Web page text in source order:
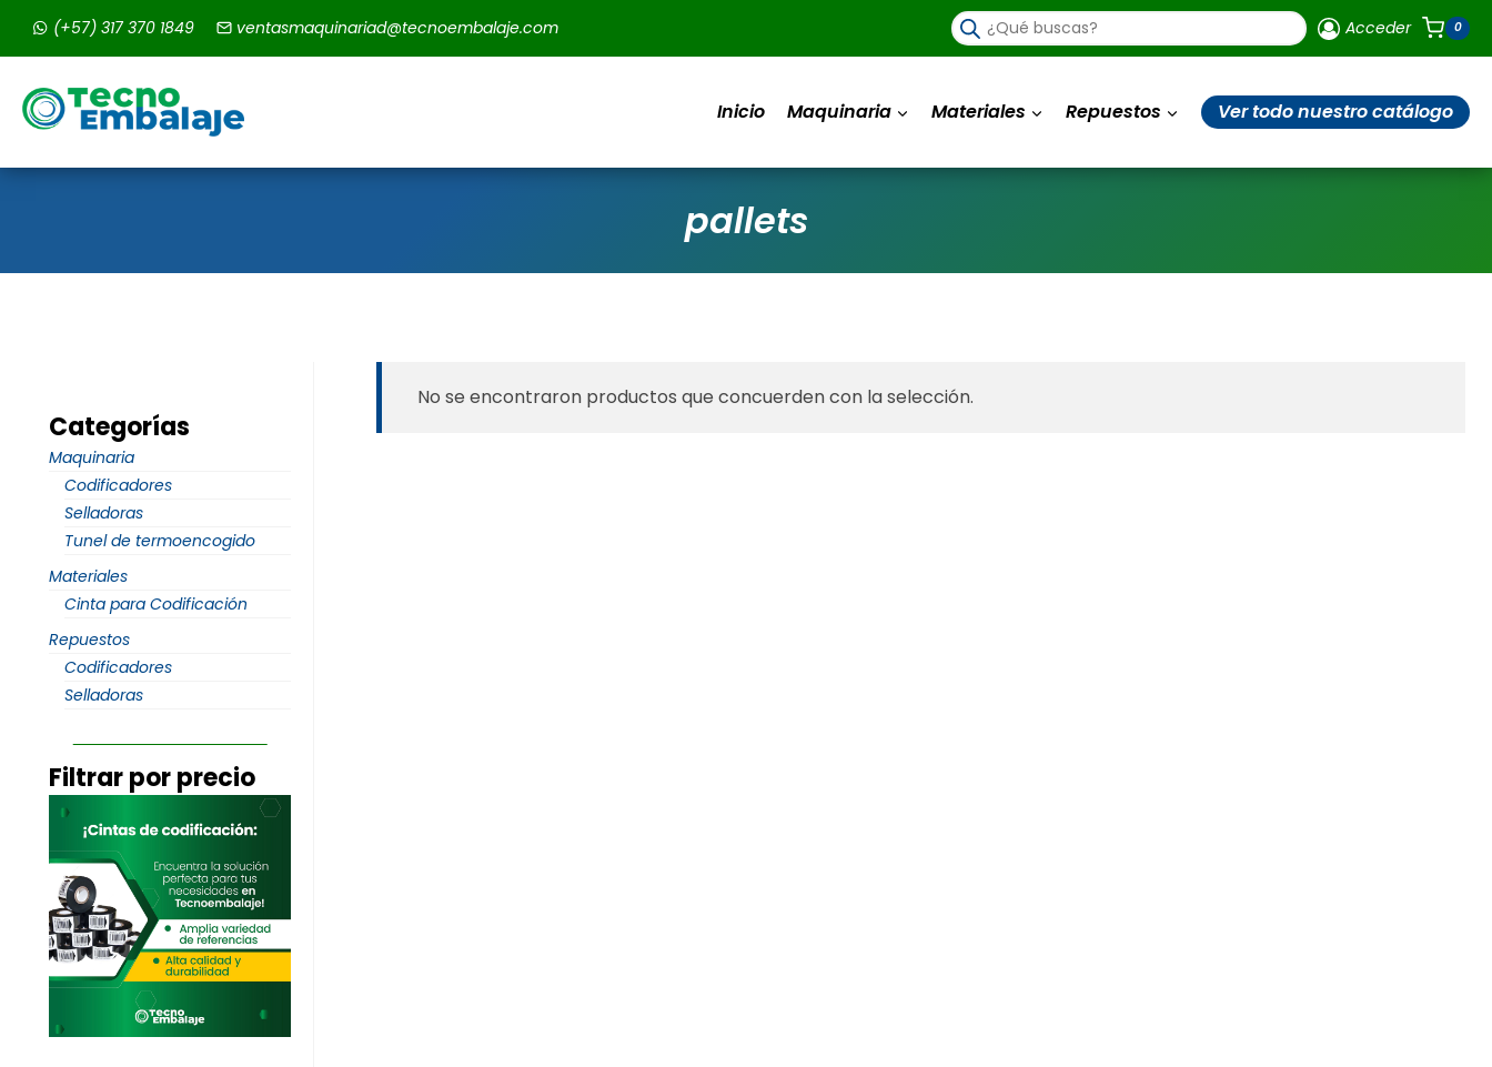
contenido
(+57) 317 370 1849 ventasmaquinariad@tecnoembalaje.com Búsqueda
de
productos
Acceder 0
Inicio Maquinaria Materiales Repuestos Ver todo nuestro catálogo
pallets
No se encontraron productos que concuerden con la selección.
Categorías
Maquinaria
Codificadores
Selladoras
Tunel de termoencogido
Materiales
Cinta para Codificación
Repuestos
Codificadores
Selladoras
Filtrar por precio